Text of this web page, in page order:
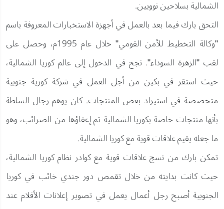
الشمالية بسلاحين نوويين.
التحق بارك فيما بعد بالعمل في أجهزة الاستخبارات المعروفة باسم
"وكالة التخطيط للأمن القومي" خلال عام 1995م، وحصل على
لقب "الزهرة السوداء". نجح في الدخول إلى عالم كوريا الشمالية،
حيث استقر في بكين من أجل العمل في شركة كورية جنوبية
متخصصة في استيراد بعض المنتجات. كان يوهم رجال السلطة
بأنها منتجات خاصة بكوريا الشمالية تم إعفاؤها من الضرائب، وهو
ما جعله يقيم علاقات قوية مع كوريا الشمالية.
تمكن بارك من نسج علاقات قوية مع كوادر نظام كوريا الشمالية،
حيث كانت بدايته من خلال تقمص دور جندي خائب في كوريا
الجنوبية أصبح رجل أعمال يعمل في تصوير إعلانات الأفلام عند